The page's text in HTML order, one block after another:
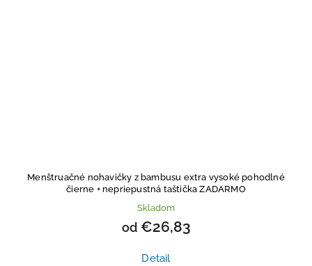
Menštruačné nohavičky z bambusu extra vysoké pohodlné
čierne + nepriepustná taštička ZADARMO
Skladom
od€26,83
Detail